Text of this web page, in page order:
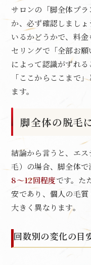
サロンの「脚全体プ
か、必ず確認しまし
いるかどうかで、料
セリングで「全部お
によって認識がずれ
「ここからここまで
ます。
脚全体の脱毛
結論から言うと、エ
毛）の場合、脚全体
8〜12回程度です。た
安であり、個人の毛
大きく異なります。
回数別の変化の目